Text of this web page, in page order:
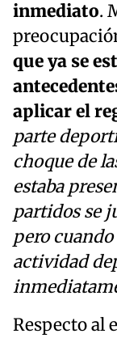
inmediato.
que ya se
aplicar el
parte
choque de
estaba
partidos se
pero
actividad
Respecto al